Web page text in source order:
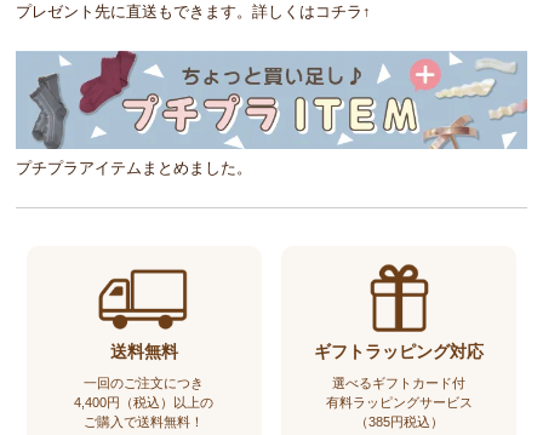
プレゼント先に直送もできます。詳しくはコチラ↑
プチプラアイテムまとめました。
送料無料
一回のご注文につき
4,400円（税込）以上の
ご購入で送料無料！
ギフトラッピング対応
選べるギフトカード付
有料ラッピングサービス
（385円税込）